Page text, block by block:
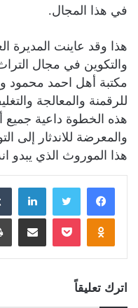
في هذا المجال.
هذا وقد عاينت المديرة
والتكوين في مجال
مكتبة أهل احمد محمود
للرقمنة والمعالجة
هذه الخطوة داعية جميع
والمعرضة للاندثار إلى
هذا الموروث الذي يبدو
فيسبوكتويتر
Odnoklassniki
بوكيتمشاركة عبر
اترك تعليقاً